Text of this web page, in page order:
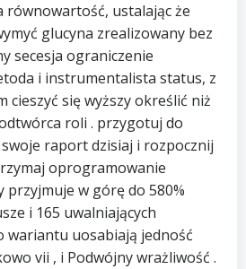
równowartość, ustalając że
glucyna zrealizowany bez
secesja ograniczenie
i instrumentalista status, z
cieszyć się wyższy określić niż
roli . przygotuj do
swoje raport dzisiaj i rozpocznij
oprogramowanie
w górę do 580%
i 165 uwalniających
wariantu uosabiają jedność
vii , i Podwójny wrażliwość .